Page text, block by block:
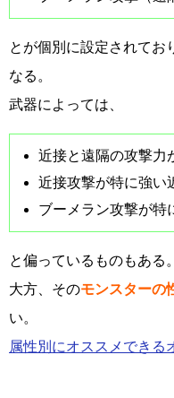
とが個別に設定されてお
なる。
武器によっては、
近接と遠隔の攻撃力
近接攻撃が特に強い
ブーメラン攻撃が特
と偏っているものもある。
大方、そのモンスターの
い。
属性別にオススメできる